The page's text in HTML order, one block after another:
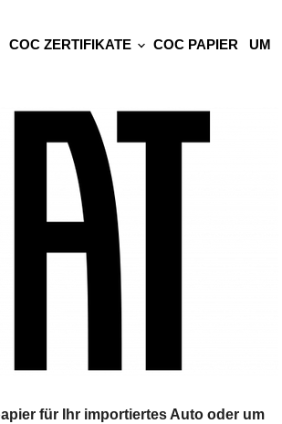
COC ZERTIFIKATE COC PAPIER UM
für Ihr importiertes Auto oder um